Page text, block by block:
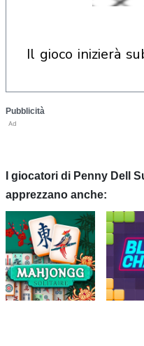
il gioco inizierà
Pubblicità
Ad
I giocatori di Penny Dell
apprezzano anche: